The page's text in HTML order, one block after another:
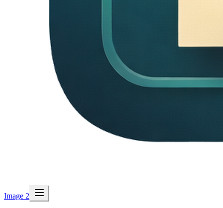
Image 2